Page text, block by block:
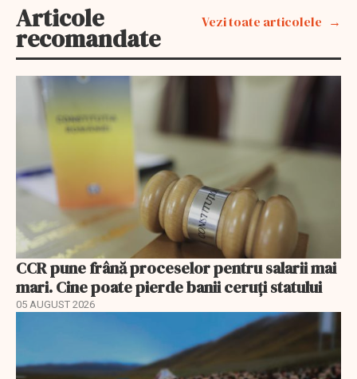
Articole
recomandate
Vezi toate articolele
CCR pune frână proceselor pentru salarii mai
mari. Cine poate pierde banii ceruți statului
05 AUGUST 2026